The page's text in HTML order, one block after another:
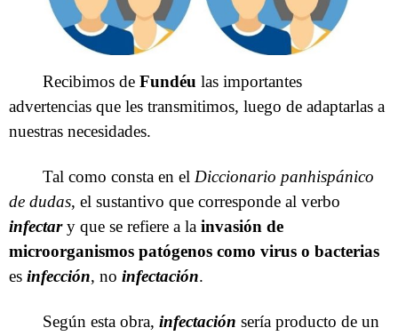
Recibimos deFundéu las importantes
advertencias que les transmitimos, luego de adaptarlas a
nuestras necesidades.
Tal como consta en el Diccionario panhispánico
de dudas, el sustantivo que corresponde al verbo
infectary que se refiere a la invasión de
microorganismos patógenos como virus o bacterias
es infección, no infectación.
Según esta obra,infectación sería producto de un